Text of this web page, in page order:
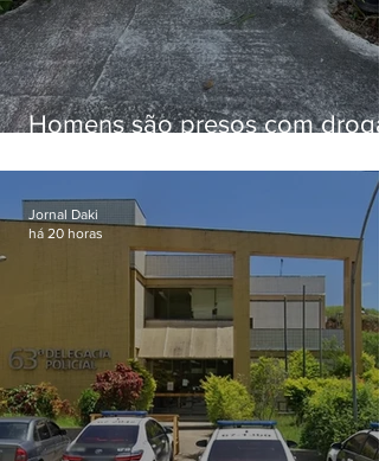
Homens são presos com
Jornal Daki
há 20 horas